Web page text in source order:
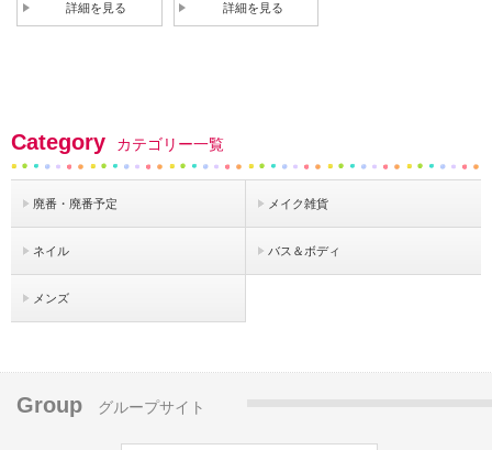
詳細を見る 詳細を見る
Category カテゴリー一覧
廃番・廃番予定 メイク雑貨
ネイル バス＆ボディ
メンズ
Group グループサイト